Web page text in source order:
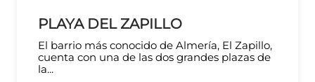
PLAYA DEL ZAPILLO
El barrio más conocido de Almería, El Zapillo,
cuenta con una de las dos grandes plazas de
la...